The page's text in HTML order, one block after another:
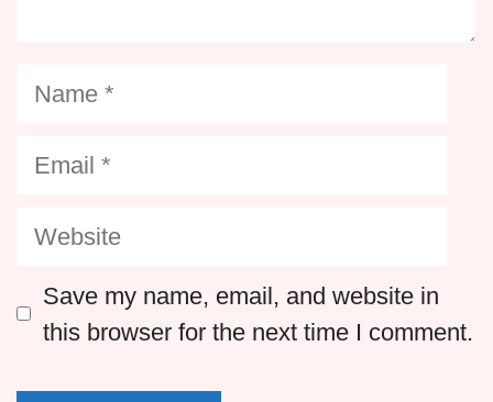
Name
Email
Website
Save my name, email, and website in
this browser for the next time I comment.